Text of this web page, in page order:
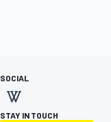
SOCIAL
STAY IN TOUCH